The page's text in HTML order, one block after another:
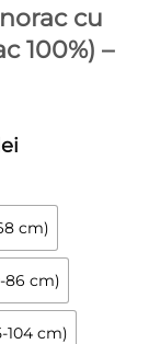
cu
100%) –
leiInterval
prețuri:
55,00 lei
până
la
95,00 lei
cm)
86 cm)
104 cm)